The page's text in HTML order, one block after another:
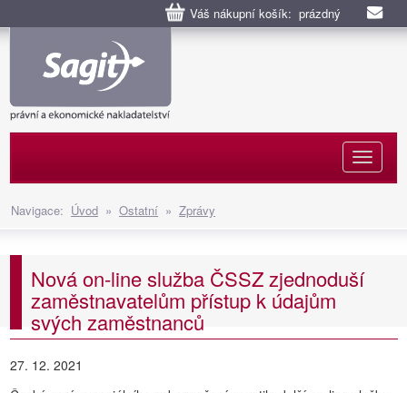
Váš nákupní košík: prázdný
Navigace: Úvod » Ostatní » Zprávy
Nová on-line služba ČSSZ zjednoduší
zaměstnavatelům přístup k údajům
svých zaměstnanců
27. 12. 2021